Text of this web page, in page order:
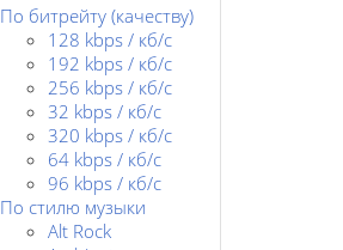
По битрейту (качеству)
128 kbps / кб/c
192 kbps / кб/c
256 kbps / кб/с
32 kbps / кб/c
320 kbps / кб/с
64 kbps / кб/c
96 kbps / кб/c
По стилю музыки
Alt Rock